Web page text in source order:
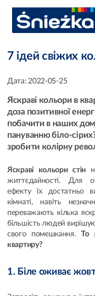
7 ідей свіжих
Дата: 2022-05-25
Яскраві кольори в
доза позитивної
побачити в наших
пануванню біло-
зробити колірну
Яскраві кольори стін
життєдайності. Для
ефекту їх достатньо
кімнаті, навіть
переважають кілька
більшість людей
свого помешкання. То
квартиру?
1. Біле оживає